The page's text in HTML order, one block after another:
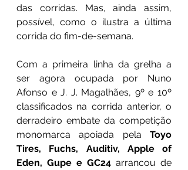
das corridas. Mas, ainda assim,
possível, como o ilustra a última
corrida do fim-de-semana.
Com a primeira linha da grelha a
ser agora ocupada por Nuno
Afonso e J. J. Magalhães, 9º e 10º
classificados na corrida anterior, o
derradeiro embate da competição
monomarca apoiada pela Toyo
Tires, Fuchs, Auditiv, Apple of
Eden, Gupe e GC24 arrancou de